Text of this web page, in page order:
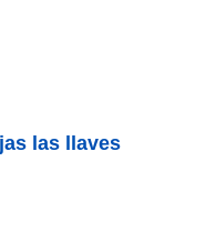
las llaves